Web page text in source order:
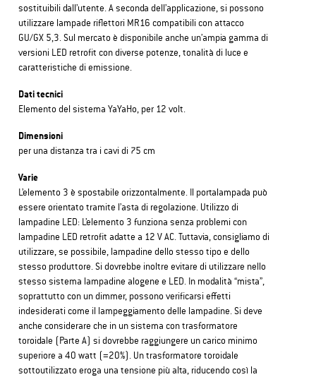
sostituibili dall’utente. A seconda dell’applicazione, si possono
utilizzare lampade riflettori MR16 compatibili con attacco
GU/GX 5,3. Sul mercato è disponibile anche un’ampia gamma di
versioni LED retrofit con diverse potenze, tonalità di luce e
caratteristiche di emissione.
Dati tecnici
Elemento del sistema YaYaHo, per 12 volt.
Dimensioni
per una distanza tra i cavi di 75 cm
Varie
L’elemento 3 è spostabile orizzontalmente. Il portalampada può
essere orientato tramite l’asta di regolazione. Utilizzo di
lampadine LED: L’elemento 3 funziona senza problemi con
lampadine LED retrofit adatte a 12 V AC. Tuttavia, consigliamo di
utilizzare, se possibile, lampadine dello stesso tipo e dello
stesso produttore. Si dovrebbe inoltre evitare di utilizzare nello
stesso sistema lampadine alogene e LED. In modalità “mista”,
soprattutto con un dimmer, possono verificarsi effetti
indesiderati come il lampeggiamento delle lampadine. Si deve
anche considerare che in un sistema con trasformatore
toroidale (Parte A) si dovrebbe raggiungere un carico minimo
superiore a 40 watt (=20%). Un trasformatore toroidale
sottoutilizzato eroga una tensione più alta, riducendo così la